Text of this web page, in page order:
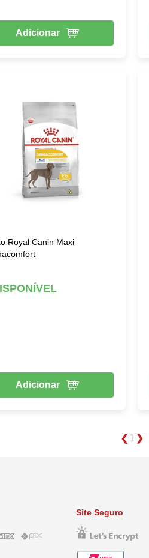
Adicionar
Royal Canin Maxi
Adicionar
1
Site Seguro